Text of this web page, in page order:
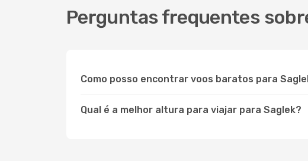
Perguntas frequentes
Como posso encontrar voos baratos para
Qual é a melhor altura para viajar para Saglek?